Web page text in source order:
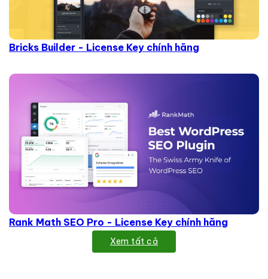
Bricks Builder - License Key chính hãng
Rank Math SEO Pro - License Key chính hãng
Xem tất cả